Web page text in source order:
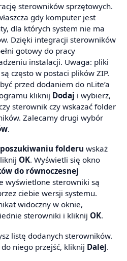
sterowników sprzętowych.
gdy komputer jest
dla których system nie ma
Dzięki integracji sterowników
gotowy do pracy
instalacji. Uwaga: pliki
często w postaci plików ZIP.
przed dodaniem do nLite’a
kliknij Dodaj i wybierz,
sterownik czy wskazać folder
Zalecamy drugi wybór
.
folderu wskaż
OK. Wyświetli się okno
do równoczesnej
wyświetlone sterowniki są
ciebie wersji systemu.
widoczny w oknie,
sterowniki i kliknij OK.
listę dodanych sterowników.
niego przejść, kliknij Dalej.